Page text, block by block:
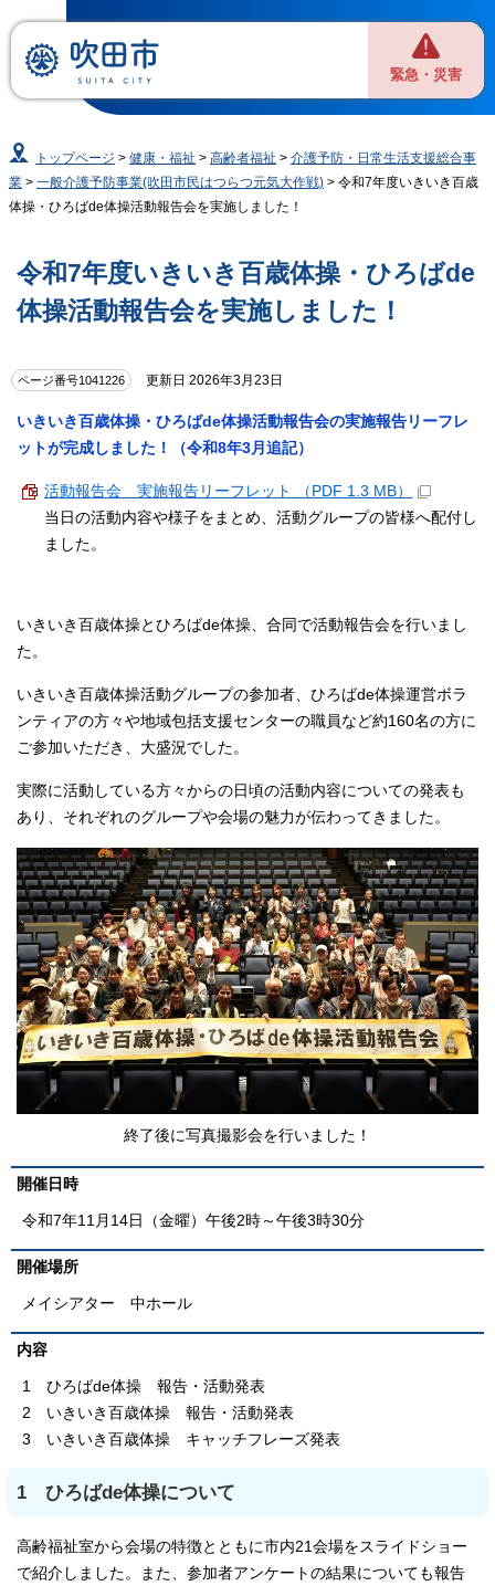
緊急・災害
トップページ >健康・福祉 >高齢者福祉 >介護予防・日常生活支援総合事
業 > 一般介護予防事業(吹田市民はつらつ元気大作戦) > 令和7年度いきいき百歳
体操・ひろばde体操活動報告会を実施しました！
令和7年度いきいき百歳体操・ひろばde
体操活動報告会を実施しました！
ページ番号1041226 更新日 2026年3月23日
いきいき百歳体操・ひろばde体操活動報告会の実施報告リーフレ
ットが完成しました！（令和8年3月追記）
活動報告会 実施報告リーフレット （PDF 1.3 MB）
当日の活動内容や様子をまとめ、活動グループの皆様へ配付し
ました。
いきいき百歳体操とひろばde体操、合同で活動報告会を行いまし
た。
いきいき百歳体操活動グループの参加者、ひろばde体操運営ボラ
ンティアの方々や地域包括支援センターの職員など約160名の方に
ご参加いただき、大盛況でした。
実際に活動している方々からの日頃の活動内容についての発表も
あり、それぞれのグループや会場の魅力が伝わってきました。
終了後に写真撮影会を行いました！
開催日時
令和7年11月14日（金曜）午後2時～午後3時30分
開催場所
メイシアター 中ホール
内容
1 ひろばde体操 報告・活動発表
2 いきいき百歳体操 報告・活動発表
3 いきいき百歳体操 キャッチフレーズ発表
1 ひろばde体操について
高齢福祉室から会場の特徴とともに市内21会場をスライドショー
で紹介しました。また、参加者アンケートの結果についても報告